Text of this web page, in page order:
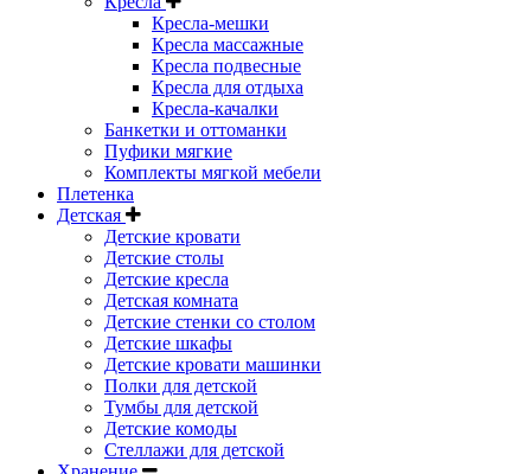
Кресла-мешки
Кресла массажные
Кресла подвесные
Кресла для отдыха
Кресла-качалки
Банкетки и оттоманки
Пуфики мягкие
Комплекты мягкой мебели
Плетенка
Детская
Детские кровати
Детские столы
Детские кресла
Детская комната
Детские стенки со столом
Детские шкафы
Детские кровати машинки
Полки для детской
Тумбы для детской
Детские комоды
Стеллажи для детской